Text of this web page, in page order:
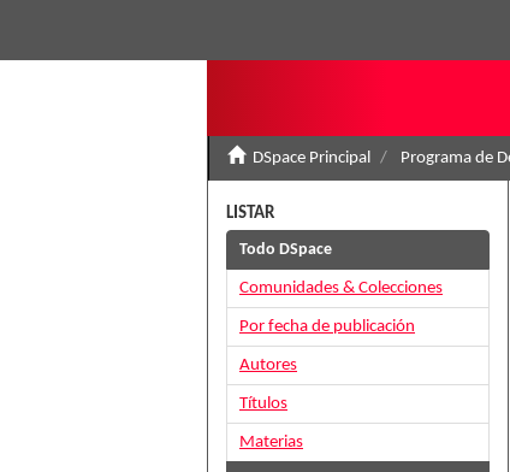
DSpace Principal Programa de
LISTAR
Todo DSpace
Comunidades & Colecciones
Por fecha de publicación
Autores
Títulos
Materias